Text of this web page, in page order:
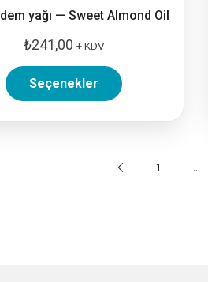
yağı — Sweet Almond Oil
₺241,00 + KDV
Seçenekler
1